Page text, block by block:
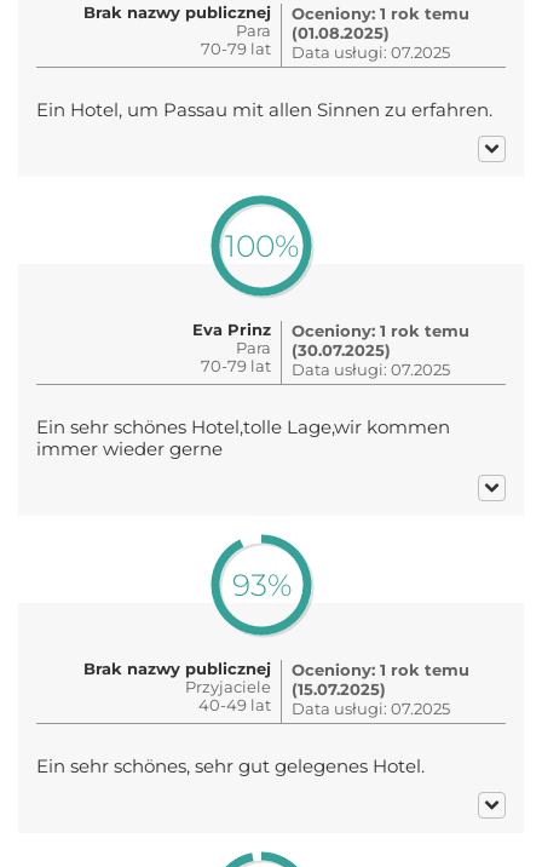
Brak nazwy publicznej
Para
70-79 lat
Oceniony: 1 rok temu
(01.08.2025)
Data usługi: 07.2025
Ein Hotel, um Passau mit allen Sinnen zu erfahren.
100%
Eva Prinz
Para
70-79 lat
Oceniony: 1 rok temu
(30.07.2025)
Data usługi: 07.2025
Ein sehr schönes Hotel,tolle Lage,wir kommen
immer wieder gerne
93%
Brak nazwy publicznej
Przyjaciele
40-49 lat
Oceniony: 1 rok temu
(15.07.2025)
Data usługi: 07.2025
Ein sehr schönes, sehr gut gelegenes Hotel.